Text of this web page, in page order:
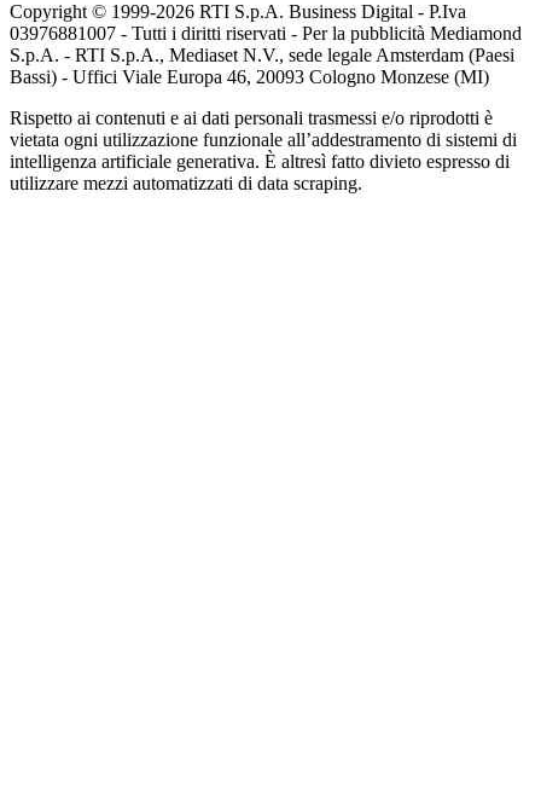
Copyright © 1999-2026 RTI S.p.A. Business Digital - P.Iva
03976881007 - Tutti i diritti riservati - Per la pubblicità Mediamond
S.p.A. - RTI S.p.A., Mediaset N.V., sede legale Amsterdam (Paesi
Bassi) - Uffici Viale Europa 46, 20093 Cologno Monzese (MI)
Rispetto ai contenuti e ai dati personali trasmessi e/o riprodotti è
vietata ogni utilizzazione funzionale all’addestramento di sistemi di
intelligenza artificiale generativa. È altresì fatto divieto espresso di
utilizzare mezzi automatizzati di data scraping.